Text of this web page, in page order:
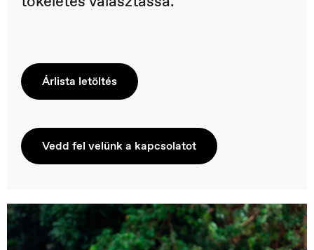
Árlista letöltés
Vedd fel velünk a kapcsolatot